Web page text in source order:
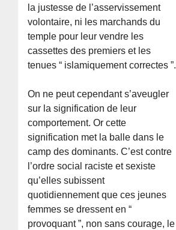
la justesse de l’asservissement
volontaire, ni les marchands du
temple pour leur vendre les
cassettes des premiers et les
tenues “ islamiquement correctes ”.
On ne peut cependant s’aveugler
sur la signification de leur
comportement. Or cette
signification met la balle dans le
camp des dominants. C’est contre
l’ordre social raciste et sexiste
qu’elles subissent
quotidiennement que ces jeunes
femmes se dressent en “
provoquant ”, non sans courage, le